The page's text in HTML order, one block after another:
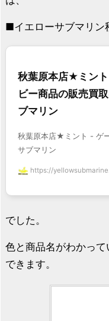
■イエローサブマリン
秋葉原本店★ミン
ビー商品の販売買
ブマリン
秋葉原本店★ミント - ゲ
サブマリン
https://
でした。
色と商品名がわかっ
できます。